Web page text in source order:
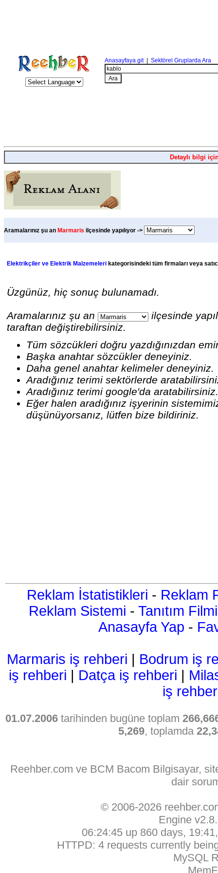
Anasayfaya git| Sektörel Gruplarda Ara
Detaylı bilgi
Aramalarınız şu an Marmaris ilçesinde yapılıyor ->
Elektrikçiler ve Elektrik Malzemeleri kategorisindeki tüm firmaları veya
Üzgünüz, hiç sonuç bulunamadı.
Aramalarınız şu an
ilçesinde
taraftan değiştirebilirsiniz.
Tüm sözcükleri doğru yazdığınızdan
Başka anahtar sözcükler deneyiniz.
Daha genel anahtar kelimeler deneyiniz.
Aradığınız terimi sektörlerde
Aradığınız terimi google'da
Eğer halen aradığınız işyerinin
düşünüyorsanız, lütfen bize bildiriniz.
Reklam İstatistikleri - Reklam
Reklam Sistemi - Tanıtım Filmi
Anasayfa Yap -
Marmaris iş rehberi | Bodrum iş
iş rehberi | Datça iş rehberi |
iş
01.07.2006 tarihinden bugüne toplam
5,269, toplamda
Reehber.com ve BCM Bacom Bilgisayar,
dair
© 2006-2026
Engine
06:24:45 up 860 days,
HTTPD: 4 requests currently
MySQL